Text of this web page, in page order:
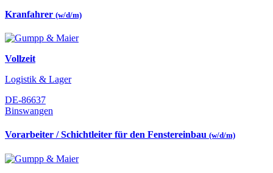
Kranfahrer (w/d/m)
Vollzeit
Logistik & Lager
DE-86637
Binswangen
Vorarbeiter / Schichtleiter für den Fenstereinbau (w/d/m)